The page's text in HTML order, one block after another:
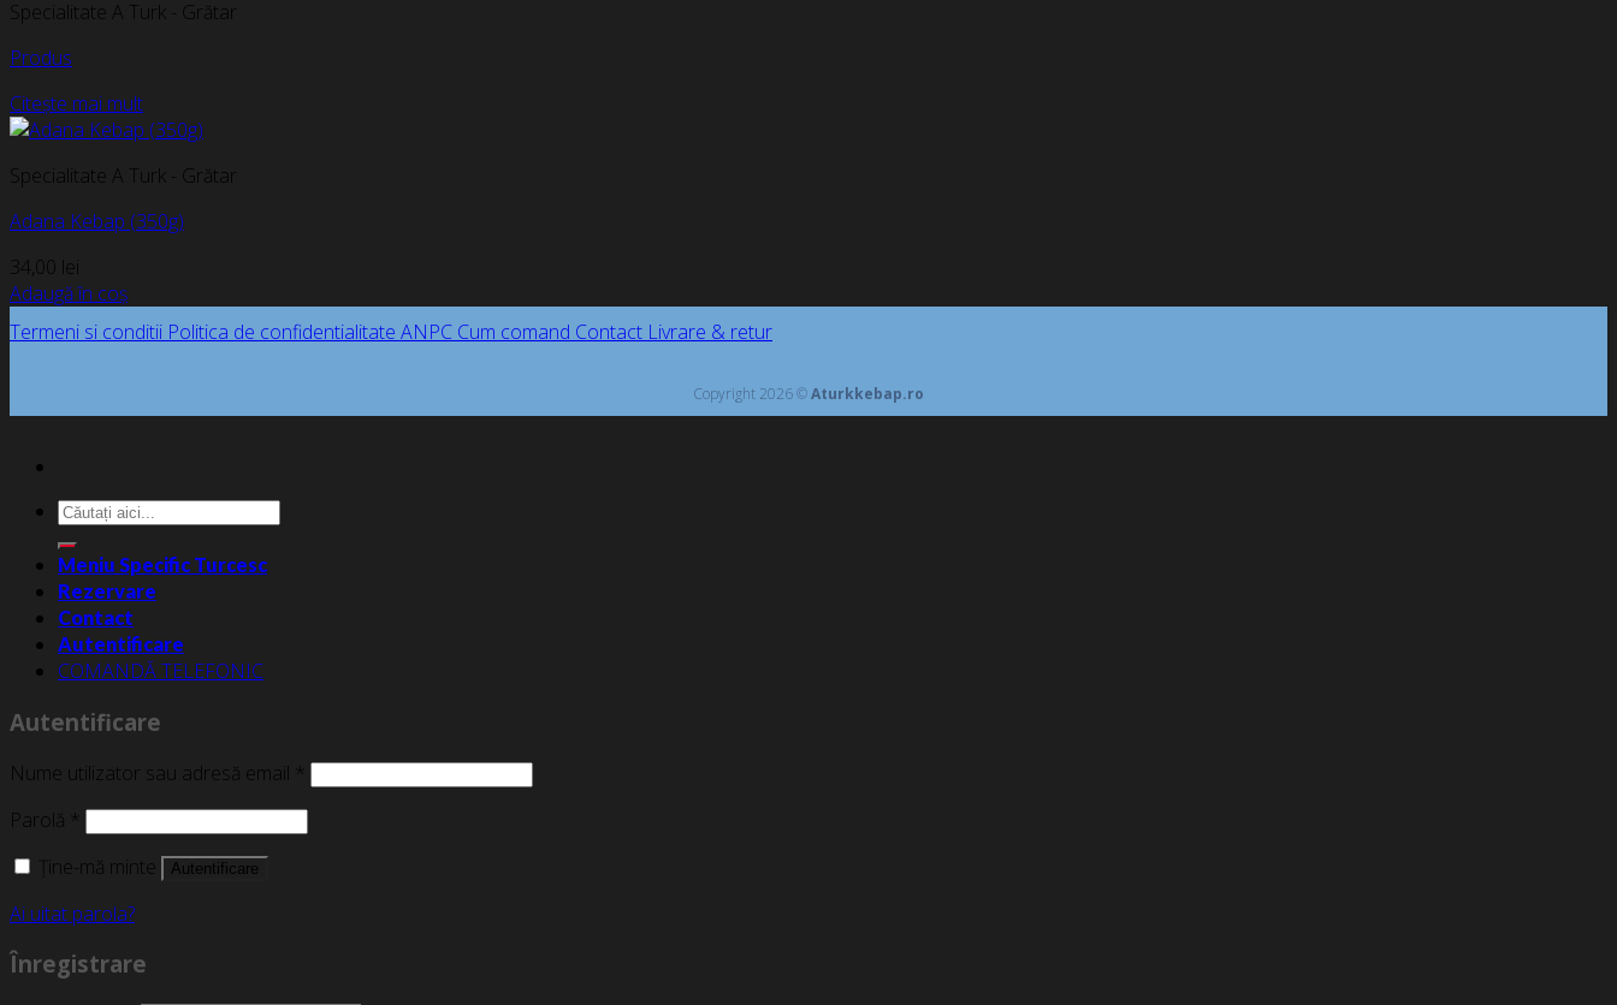
Specialitate A Turk - Grătar
Produs
Citește mai mult
Specialitate A Turk - Grătar
Adana Kebap (350g)
34,00 lei
Adaugă în coș
Termeni si conditii Politica de confidentialitate ANPC Cum comand Contact Livrare & retur
Copyright 2026 ©Aturkkebap.ro
Caută
după:
Meniu Specific Turcesc
Rezervare
Contact
Autentificare
COMANDĂ TELEFONIC
Autentificare
Nume utilizator sau adresă email *
Parolă *
Ține-mă minte
Autentificare
Ai uitat parola?
Înregistrare